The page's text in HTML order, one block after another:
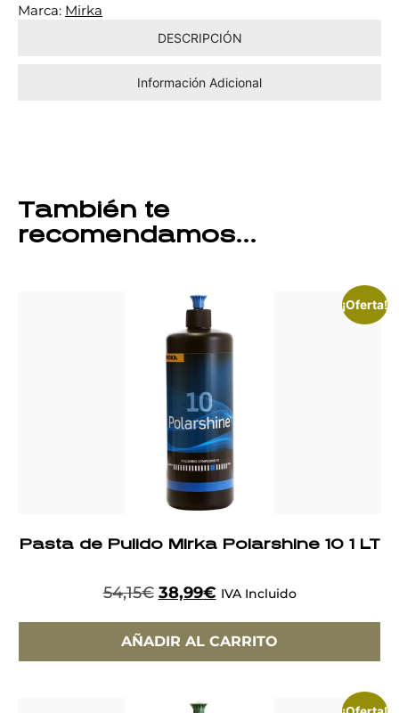
Marca: Mirka
DESCRIPCIÓN
Información Adicional
También te
recomendamos…
¡Oferta!
Pasta de Pulido Mirka Polarshine 10 1 LT
54,15€ 38,99€ IVA Incluido
AÑADIR AL CARRITO